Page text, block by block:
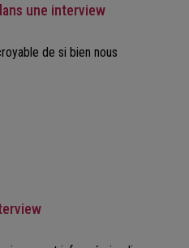
une interview
de si bien nous